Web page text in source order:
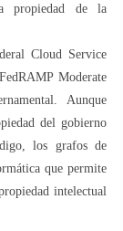
propiedad de la
Cloud Service
Moderate
Aunque
del gobierno
los grafos de
que permite
intelectual